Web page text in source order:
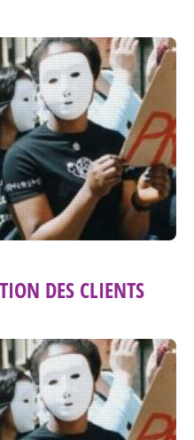
DES CLIENTS